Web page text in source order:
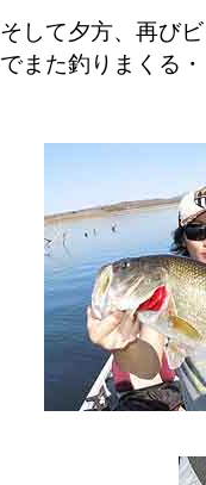
そして夕方、再び
でまた釣りまくる